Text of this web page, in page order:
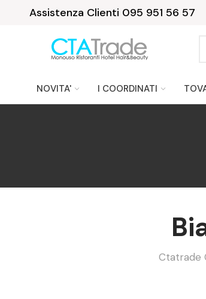
Assistenza Clienti 095 951 56 57
NOVITA' I COORDINATI
Ctatrade